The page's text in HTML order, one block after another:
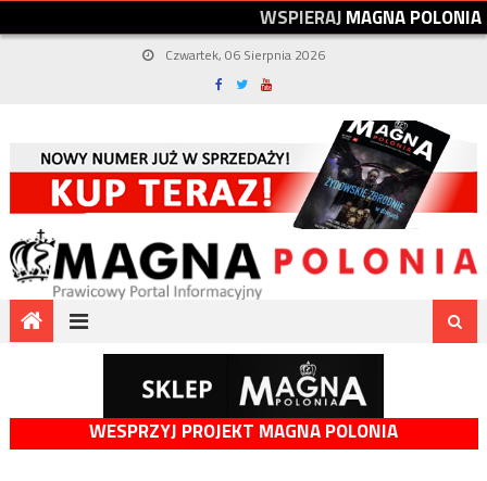
WSPIERAJMAGNAPOLONIA
Czwartek, 06 Sierpnia 2026
WESPRZYJ PROJEKT MAGNA POLONIA